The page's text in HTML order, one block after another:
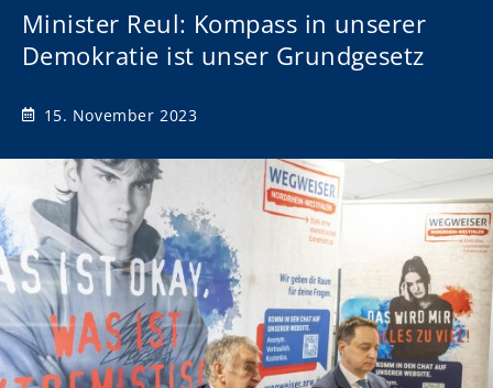
Minister Reul: Kompass in unserer
Demokratie ist unser Grundgesetz
15. November 2023